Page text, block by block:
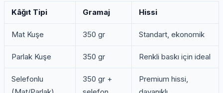
Kâğıt Tipi Gramaj Hissi
Mat Kuşe 350 gr Standart, ekonomik
Parlak Kuşe 350 gr Renkli baskı için ideal
Selefonlu
350 gr +
Premium hissi,